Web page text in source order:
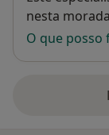
nesta morada
O que posso